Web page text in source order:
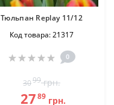
Тюльпан Replay 11/12
Код товара: 21317
0
3099грн.
2789 грн.